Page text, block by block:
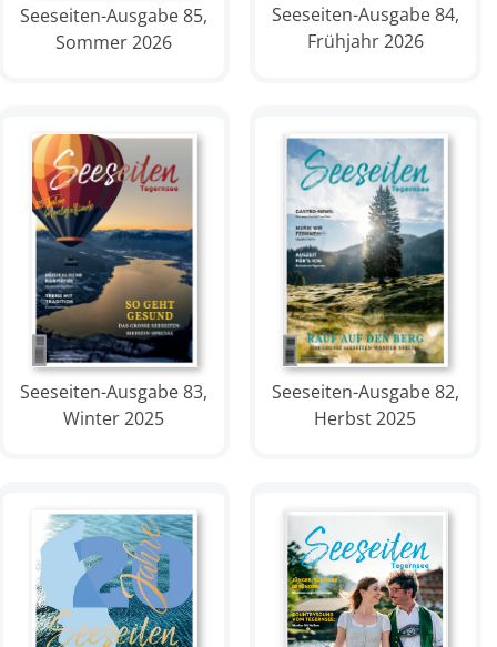
Seeseiten-Ausgabe 85,
Sommer 2026
Seeseiten-Ausgabe 84,
Frühjahr 2026
Seeseiten-Ausgabe 83,
Winter 2025
Seeseiten-Ausgabe 82,
Herbst 2025